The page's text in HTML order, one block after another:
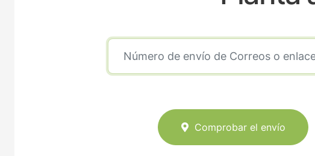
Comprobar el envío